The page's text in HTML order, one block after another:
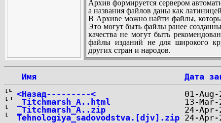
Архив формируется сервером
а названия файлов даны как
В Архиве можно найти файлы,
Это могут быть файлы ранее
качества не могут быть
файлы изданий не для широкого
других стран и народов.
Имя
Дата
<Назад---------<
_Titchmarsh_A..html
_Titchmarsh_A..zip
Tehnologiya_sadovodstva.[djv].zip